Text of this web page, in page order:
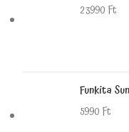
23990 Ft
Funkita
5990 Ft